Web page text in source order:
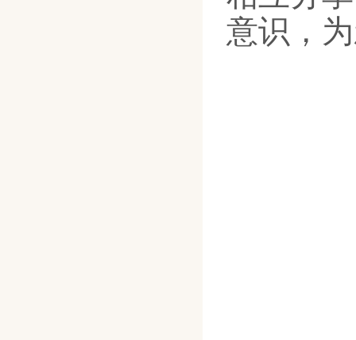
意识，